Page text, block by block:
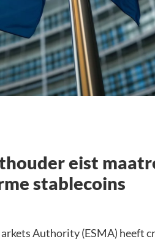
eist
stablecoins
Authority (ESMA) heeft